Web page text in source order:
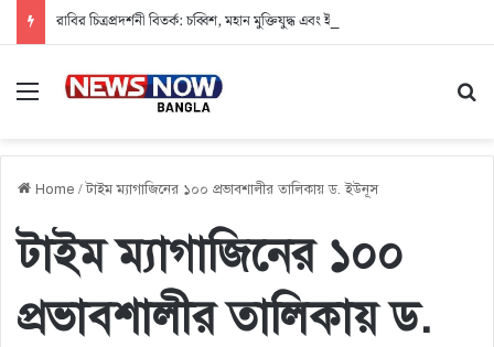
রাবির চিত্রপ্রদর্শনী বিতর্ক: চব্বিশ, মহান মুক্তিযুদ্ধ এবং ইতিহাসের দায়বদ্ধতা
Menu
Home /টাইম ম্যাগাজিনের ১০০ প্রভাবশালীর তালিকায় ড. ইউনূস
টাইম ম্যাগাজিনের ১০০
প্রভাবশালীর তালিকায় ড.